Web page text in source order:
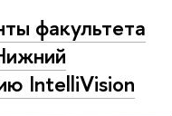
факультета
IntelliVision